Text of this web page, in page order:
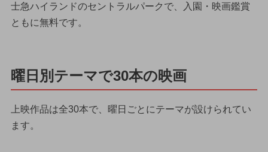
士急ハイランドのセントラルパークで、入園・映画鑑賞
ともに無料です。
曜日別テーマで30本の映画
上映作品は全30本で、曜日ごとにテーマが設けられてい
ます。